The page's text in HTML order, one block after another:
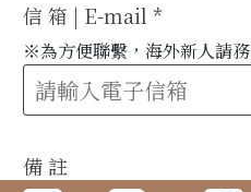
信 箱 | E-mail *
※為方便聯繫，海外新人請
備 註